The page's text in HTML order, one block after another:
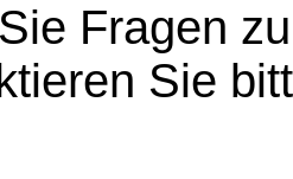
Fragen
Sie